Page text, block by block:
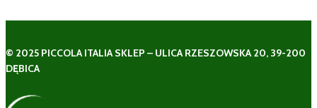
© 2025 PICCOLA ITALIA SKLEP – ULICA RZESZOWSKA 20, 39-200
DĘBICA